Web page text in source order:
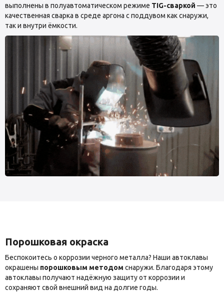
выполнены в полуавтоматическом режиме TIG-сваркой — это
качественная сварка в среде аргона с поддувом как снаружи,
так и внутри ёмкости.
Порошковая окраска
Беспокоитесь о коррозии черного металла? Наши автоклавы
окрашены порошковым методом снаружи. Благодаря этому
автоклавы получают надёжную защиту от коррозии и
сохраняют свой внешний вид на долгие годы.